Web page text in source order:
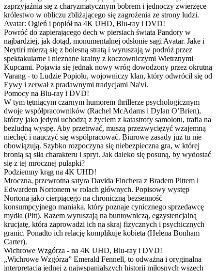
zaprzyjaźnia się z charyzmatycznym bobrem i jednoczy zwierzęce
królestwo w obliczu zbliżającego się zagrożenia ze strony ludzi.
Avatar: Ogień i popiół na 4K UHD, Blu-ray i DVD!
Powróć do zapierającego dech w piersiach świata Pandory w
najbardziej, jak dotąd, monumentalnej odsłonie sagi Avatar. Jake i
Neytiri mierzą się z bolesną stratą i wyruszają w podróż przez
spektakularne i nieznane krainy z koczowniczymi Wietrznymi
Kupcami. Pojawia się jednak nowy wróg dowodzony przez okrutną
Varang - to Ludzie Popiołu, wojowniczy klan, który odwrócił się od
Eywy i zerwał z pradawnymi tradycjami Na'vi.
Pomocy na Blu-ray i DVD!
W tym tętniącym czarnym humorem thrillerze psychologicznym
dwoje współpracowników (Rachel McAdams i Dylan O’Brien),
którzy jako jedyni uchodzą z życiem z katastrofy samolotu, trafia na
bezludną wyspę. Aby przetrwać, muszą przezwyciężyć wzajemną
niechęć i nauczyć się współpracować. Biurowe zasady już tu nie
obowiązują. Szybko rozpoczyna się niebezpieczna gra, w której
bronią są siła charakteru i spryt. Jak daleko się posuną, by wydostać
się z tej mrocznej pułapki?
Podziemny krąg na 4K UHD!
Mroczna, przewrotna satyra Davida Finchera z Bradem Pittem i
Edwardem Nortonem w rolach głównych. Popisowy występ
Nortona jako cierpiącego na chroniczną bezsenność
konsumpcyjnego maniaka, który poznaje cynicznego sprzedawcę
mydła (Pitt). Razem wyruszają na buntowniczą, egzystencjalną
krucjatę, która zaprowadzi ich na skraj fizycznych i psychicznych
granic. Ponadto ich relację komplikuje kobieta (Helena Bonham
Carter).
Wichrowe Wzgórza - na 4K UHD, Blu-ray i DVD!
„Wichrowe Wzgórza” Emerald Fennell, to odważna i oryginalna
interpretacja jednej z najwspanialszych historii miłosnych wszech